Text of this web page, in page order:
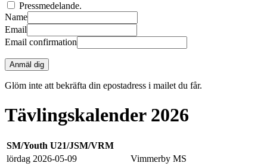
Pressmedelande.
Name
Email
Email confirmation
Anmäl dig
Glöm inte att bekräfta din epostadress i mailet du får.
Tävlingskalender 2026
SM/Youth U21/JSM/VRM
lördag 2026-05-09
Vimmerby MS